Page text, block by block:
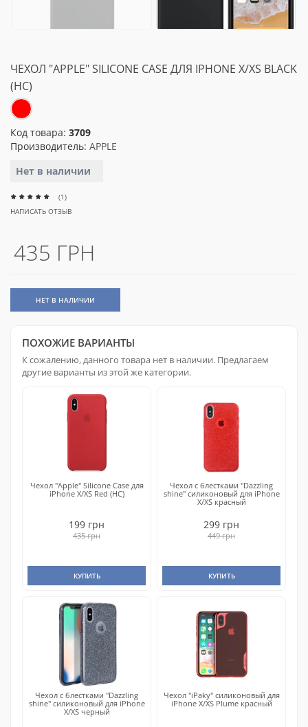
ЧЕХОЛ "APPLE" SILICONE CASE ДЛЯ IPHONE X/XS BLACK
(HC)
Код товара: 3709
Производитель: APPLE
Нет в наличии
(1)
НАПИСАТЬ ОТЗЫВ
435 ГРН
НЕТ В НАЛИЧИИ
ПОХОЖИЕ ВАРИАНТЫ
К сожалению, данного товара нет в наличии. Предлагаем
другие варианты из этой же категории.
Чехол "Apple" Silicone Case для
iPhone X/XS Red (HC)
199 грн
435 грн
КУПИТЬ
Чехол с блестками "Dazzling
shine" силиконовый для iPhone
X/XS красный
299 грн
449 грн
КУПИТЬ
Чехол с блестками "Dazzling
shine" силиконовый для iPhone
X/XS черный
Чехол "iPaky" силиконовый для
iPhone X/XS Plume красный